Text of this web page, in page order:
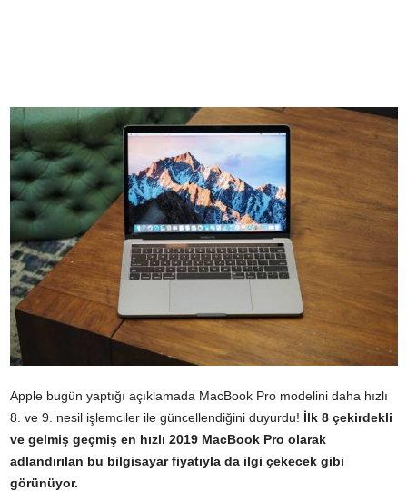
Apple bugün yaptığı açıklamada MacBook Pro modelini daha hızlı
8. ve 9. nesil işlemciler ile güncellendiğini duyurdu! İlk 8 çekirdekli
ve gelmiş geçmiş en hızlı 2019 MacBook Pro olarak
adlandırılan bu bilgisayar fiyatıyla da ilgi çekecek gibi
görünüyor.